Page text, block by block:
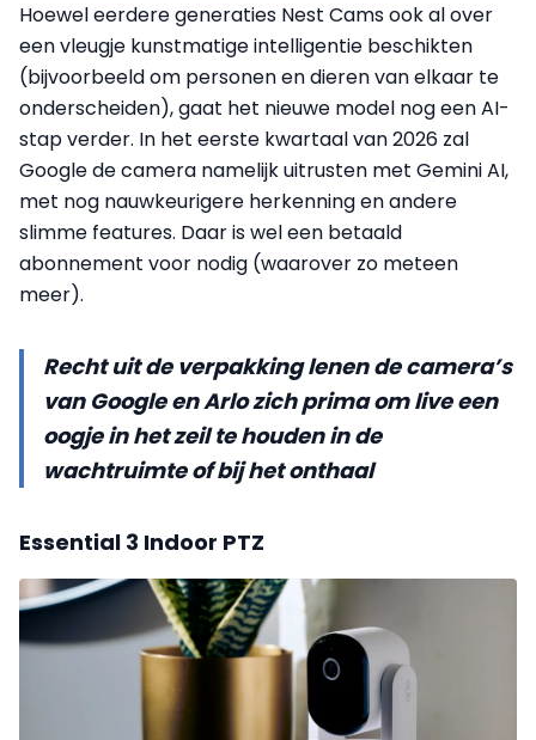
Hoewel eerdere generaties Nest Cams ook al over
een vleugje kunstmatige intelligentie beschikten
(bijvoorbeeld om personen en dieren van elkaar te
onderscheiden), gaat het nieuwe model nog een AI-
stap verder. In het eerste kwartaal van 2026 zal
Google de camera namelijk uitrusten met Gemini AI,
met nog nauwkeurigere herkenning en andere
slimme features. Daar is wel een betaald
abonnement voor nodig (waarover zo meteen
meer).
Recht uit de verpakking lenen de camera’s
van Google en Arlo zich prima om live een
oogje in het zeil te houden in de
wachtruimte of bij het onthaal
Essential 3 Indoor PTZ